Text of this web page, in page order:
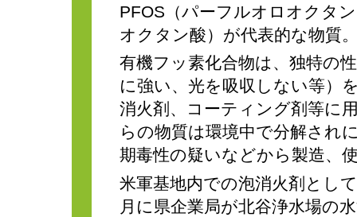
PFOS（パーフルオロオクタ
オクタン酸）が代表的な物質
有機フッ素化合物は、独特の
に強い、光を吸収しない等）
消火剤、コーティング剤等に
らの物質は環境中で分解され
期毒性の疑いなどから製造、
米軍基地内での泡消火剤とし
月に県企業局が北谷浄水場の